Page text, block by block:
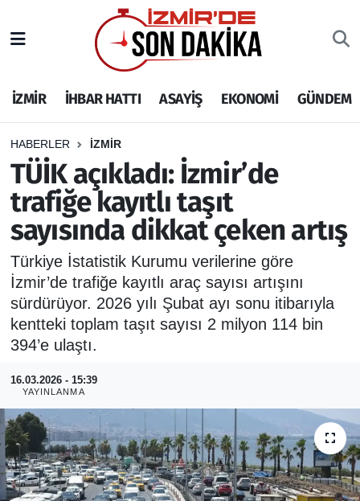
İZMİR İHBAR HATTI ASAYİŞ EKONOMİ GÜNDEM
HABERLER İZMİR
TÜİK açıkladı: İzmir’de
trafiğe kayıtlı taşıt
sayısında dikkat çeken artış
Türkiye İstatistik Kurumu verilerine göre
İzmir’de trafiğe kayıtlı araç sayısı artışını
sürdürüyor. 2026 yılı Şubat ayı sonu itibarıyla
kentteki toplam taşıt sayısı 2 milyon 114 bin
394’e ulaştı.
16.03.2026 - 15:39
YAYINLANMA
İHBAR HATTI
DEPREM
GENEL
EKONOMİ
SİYASET
SPOR
ASAYİŞ
RESMİ REKLAM
İzmir Nöbetçi Eczaneler
İzmir Hava Durumu
İzmir Namaz Vakitleri
İzmir Trafik Yoğunluk Haritası
Puan Durumu ve Fikstür
Tüm Manşetler
Son Dakika Haberleri
Haber Arşivi